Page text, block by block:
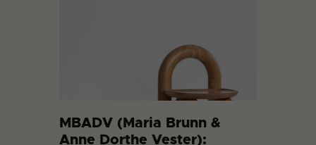
MBADV (Maria Brunn &
Anne Dorthe Vester):